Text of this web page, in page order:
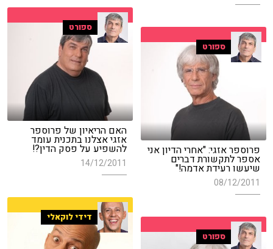
ספורט
האם הריאיון של פרוספר
אזגי אצלנו בתכנית עומד
להשפיע על פסק הדין?!
14/12/2011
ספורט
פרוספר אזגי: "אחרי הדיון אני
אספר לתקשורת דברים
שיעשו רעידת אדמה!"
08/12/2011
דידי לוקאלי
ספורט